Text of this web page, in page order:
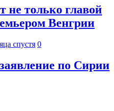
не только главой
Венгрии
спустя 0
по Сирии